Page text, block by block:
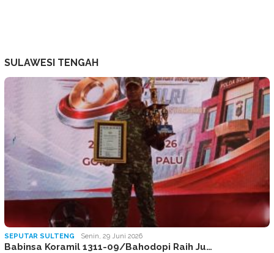
SULAWESI TENGAH
SEPUTAR SULTENG Senin, 29 Juni 2026
Babinsa Koramil 1311-09/Bahodopi Raih Ju…